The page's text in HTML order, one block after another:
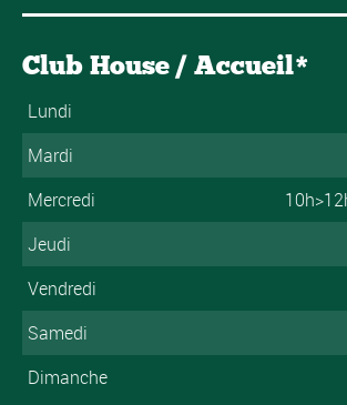
Club House / Accueil*
Lundi
Mardi
Mercredi
Jeudi
Vendredi
Samedi
Dimanche